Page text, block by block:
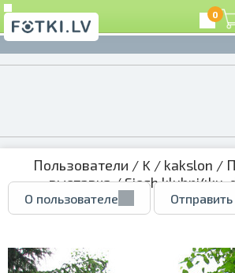
0
Пользователи / K / kakslon /
выставка/ Sjesh klubni4ku,
О пользователе